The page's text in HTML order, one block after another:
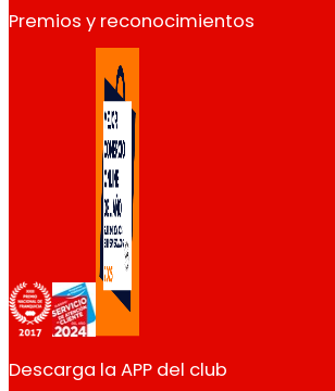
Premios y reconocimientos
Descarga la APP del club